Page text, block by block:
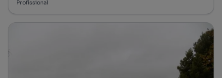
Profissional